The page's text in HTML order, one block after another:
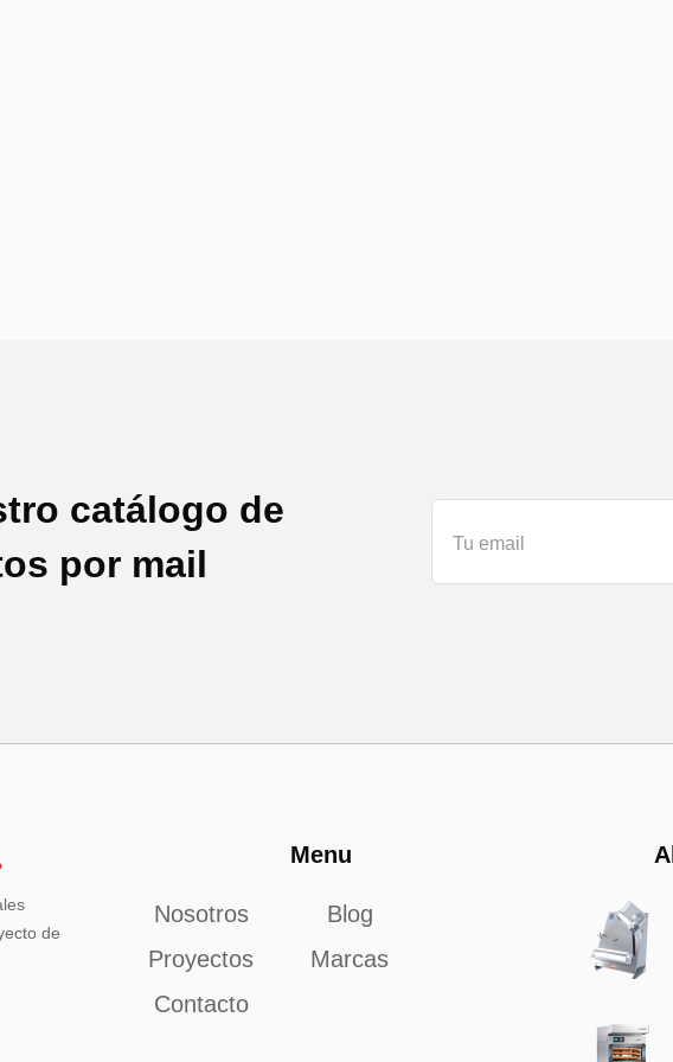
catálogo de
por mail
de
Menu
Nosotros
Proyectos
Contacto
Blog
Marcas